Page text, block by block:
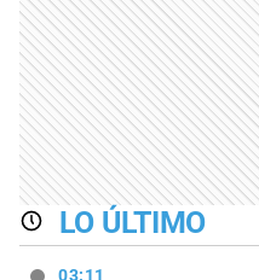
LO ÚLTIMO